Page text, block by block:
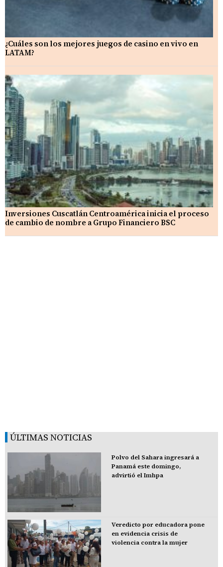
¿Cuáles son los mejores juegos de casino en vivo en
LATAM?
Inversiones Cuscatlán Centroamérica inicia el proceso
de cambio de nombre a Grupo Financiero BSC
ÚLTIMAS NOTICIAS
Polvo del Sahara ingresará a
Panamá este domingo,
advirtió el Imhpa
Veredicto por educadora pone
en evidencia crisis de
violencia contra la mujer